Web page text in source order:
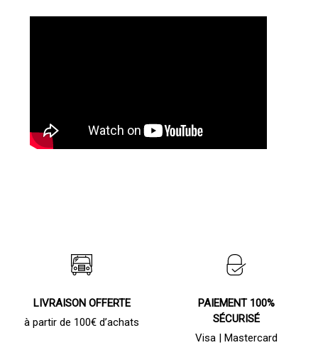
LIVRAISON OFFERTE
à partir de 100€ d’achats
PAIEMENT 100%
SÉCURISÉ
Visa | Mastercard